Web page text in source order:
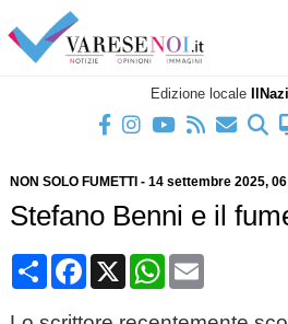
Edizione locale
NON SOLO FUMETTI - 14 settembre 2025,
Stefano Benni e il
CondividiFacebook
X WhatsApp
Email